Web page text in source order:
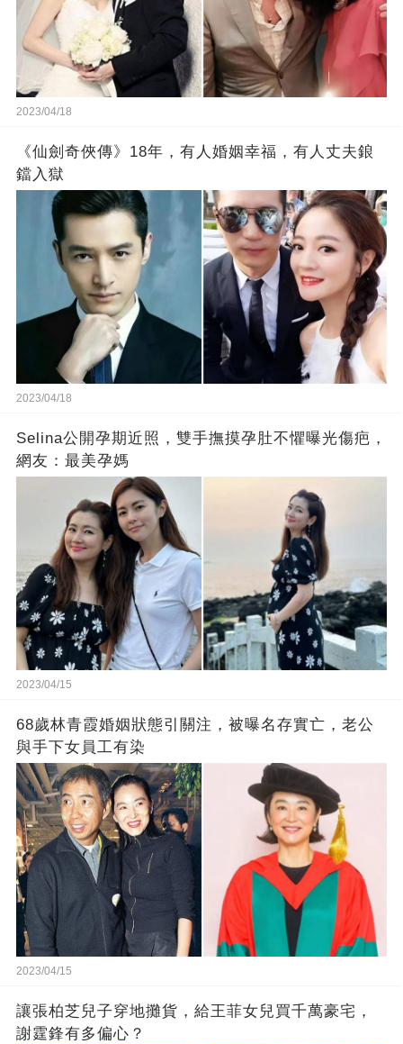
2023/04/18
《仙劍奇俠傳》18年，有人婚姻幸福，有人丈夫鋃
鐺入獄
2023/04/18
Selina公開孕期近照，雙手撫摸孕肚不懼曝光傷疤，
網友：最美孕媽
2023/04/15
68歲林青霞婚姻狀態引關注，被曝名存實亡，老公
與手下女員工有染
2023/04/15
讓張柏芝兒子穿地攤貨，給王菲女兒買千萬豪宅，
謝霆鋒有多偏心？